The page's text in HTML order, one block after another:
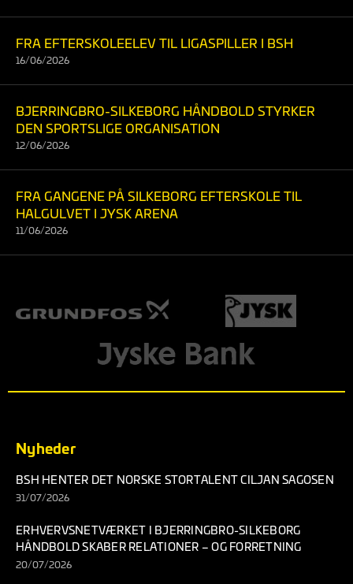
FRA EFTERSKOLEELEV TIL LIGASPILLER I BSH
16/06/2026
BJERRINGBRO-SILKEBORG HÅNDBOLD STYRKER
DEN SPORTSLIGE ORGANISATION
12/06/2026
FRA GANGENE PÅ SILKEBORG EFTERSKOLE TIL
HALGULVET I JYSK ARENA
11/06/2026
Nyheder
BSH HENTER DET NORSKE STORTALENT CILJAN SAGOSEN
31/07/2026
ERHVERVSNETVÆRKET I BJERRINGBRO-SILKEBORG
HÅNDBOLD SKABER RELATIONER – OG FORRETNING
20/07/2026